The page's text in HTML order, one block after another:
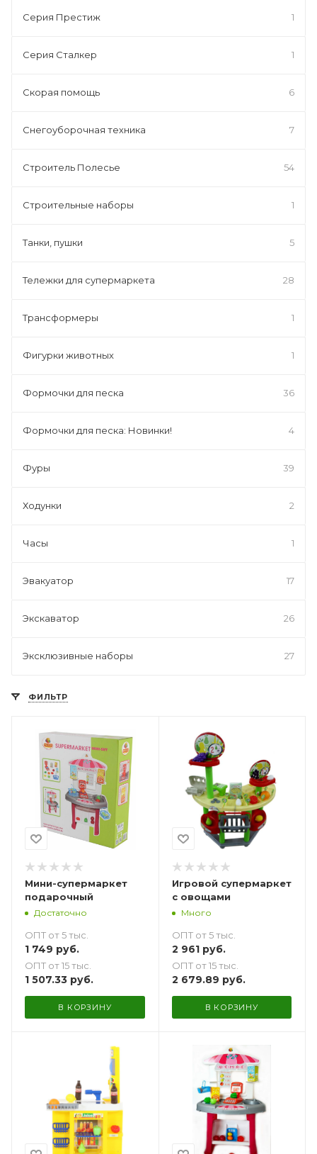
Серия Престиж 1
Серия Сталкер 1
Скорая помощь 6
Снегоуборочная техника 7
Строитель Полесье 54
Строительные наборы 1
Танки, пушки 5
Тележки для супермаркета 28
Трансформеры 1
Фигурки животных 1
Формочки для песка 36
Формочки для песка: Новинки! 4
Фуры 39
Ходунки 2
Часы 1
Эвакуатор 17
Экскаватор 26
Эксклюзивные наборы 27
ФИЛЬТР
Мини-супермаркет
подарочный
Достаточно
ОПТ от 5 тыс.
1 749 руб.
ОПТ от 15 тыс.
1 507.33 руб.
В КОРЗИНУ
Игровой супермаркет
с овощами
Много
ОПТ от 5 тыс.
2 961руб.
ОПТ от 15 тыс.
2 679.89 руб.
В КОРЗИНУ